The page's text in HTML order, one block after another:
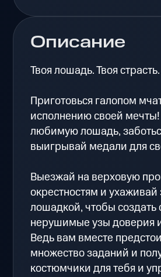
Описание
Твоя лошадь. Твоя страсть.
Приготовься галопом
исполнению своей
любимую лошадь,
выигрывай медали для
Выезжай на верховую
окрестностям и ухаживай
лошадкой, чтобы создать
нерушимые узы доверия
Ведь вам вместе
множество заданий и
костюмчики для тебя и